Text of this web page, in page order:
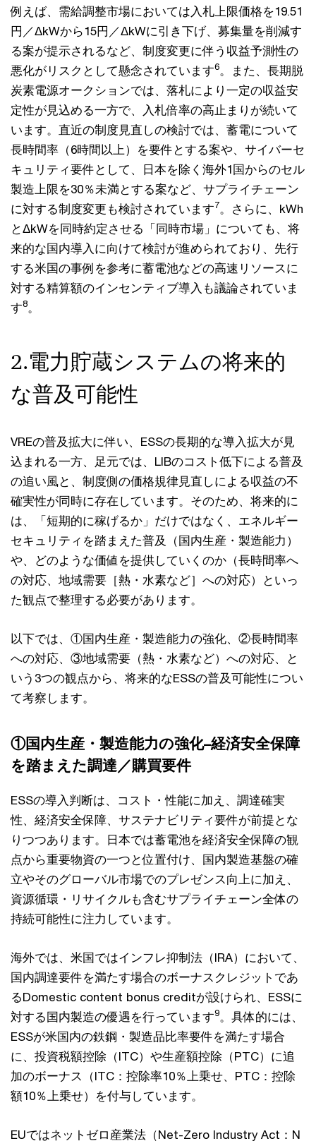
例えば、需給調整市場においては入札上限価格を19.51
円／ΔkWから15円／ΔkWに引き下げ、募集量を削減す
る案が提示されるなど、制度変更に伴う収益予測性の
悪化がリスクとして懸念されています6。また、長期脱
炭素電源オークションでは、落札により一定の収益安
定性が見込める一方で、入札倍率の高止まりが続いて
います。直近の制度見直しの検討では、蓄電について
長時間率（6時間以上）を要件とする案や、サイバーセ
キュリティ要件として、日本を除く海外1国からのセル
製造上限を30％未満とする案など、サプライチェーン
に対する制度変更も検討されています7。さらに、kWh
とΔkWを同時約定させる「同時市場」についても、将
来的な国内導入に向けて検討が進められており、先行
する米国の事例を参考に蓄電池などの高速リソースに
対する精算額のインセンティブ導入も議論されていま
す8。
2.電力貯蔵システムの将来的
な普及可能性
VREの普及拡大に伴い、ESSの長期的な導入拡大が見
込まれる一方、足元では、LIBのコスト低下による普及
の追い風と、制度側の価格規律見直しによる収益の不
確実性が同時に存在しています。そのため、将来的に
は、「短期的に稼げるか」だけではなく、エネルギー
セキュリティを踏まえた普及（国内生産・製造能力）
や、どのような価値を提供していくのか（長時間率へ
の対応、地域需要［熱・水素など］への対応）といっ
た観点で整理する必要があります。
以下では、①国内生産・製造能力の強化、②長時間率
への対応、③地域需要（熱・水素など）への対応、と
いう3つの観点から、将来的なESSの普及可能性につい
て考察します。
①国内生産・製造能力の強化–経済安全保障
を踏まえた調達／購買要件
ESSの導入判断は、コスト・性能に加え、調達確実
性、経済安全保障、サステナビリティ要件が前提とな
りつつあります。日本では蓄電池を経済安全保障の観
点から重要物資の一つと位置付け、国内製造基盤の確
立やそのグローバル市場でのプレゼンス向上に加え、
資源循環・リサイクルも含むサプライチェーン全体の
持続可能性に注力しています。
海外では、米国ではインフレ抑制法（IRA）において、
国内調達要件を満たす場合のボーナスクレジットであ
るDomestic content bonus creditが設けられ、ESSに
対する国内製造の優遇を行っています9。具体的には、
ESSが米国内の鉄鋼・製造品比率要件を満たす場合
に、投資税額控除（ITC）や生産額控除（PTC）に追
加のボーナス（ITC：控除率10％上乗せ、PTC：控除
額10％上乗せ）を付与しています。
EUではネットゼロ産業法（Net-Zero Industry Act：N